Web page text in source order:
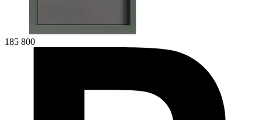
185 800